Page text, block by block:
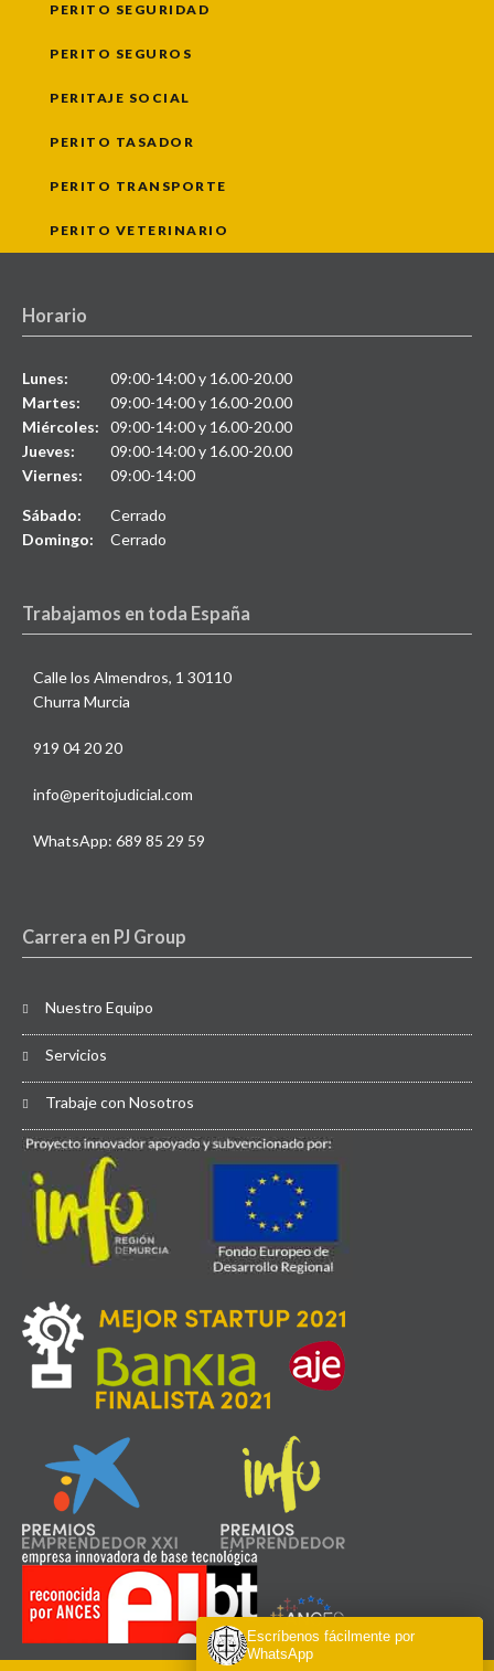
PERITO SEGURIDAD
PERITO SEGUROS
PERITAJE SOCIAL
PERITO TASADOR
PERITO TRANSPORTE
PERITO VETERINARIO
Horario
Lunes:
09:00-14:00 y 16.00-20.00
Martes:
09:00-14:00 y 16.00-20.00
Miércoles:
09:00-14:00 y 16.00-20.00
Jueves:
09:00-14:00 y 16.00-20.00
Viernes:
09:00-14:00
Sábado:
Cerrado
Domingo:
Cerrado
Trabajamos en toda España
Calle los Almendros, 1 30110
Churra Murcia
919 04 20 20
info@peritojudicial.com
WhatsApp: 689 85 29 59
Carrera en PJ Group
Nuestro Equipo
Servicios
Trabaje con Nosotros
Escríbenos fácilmente por
WhatsApp